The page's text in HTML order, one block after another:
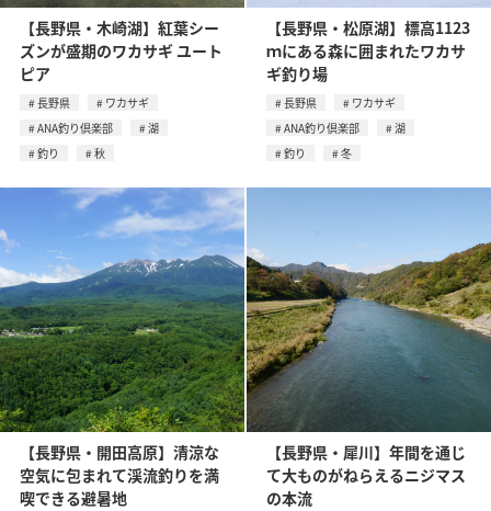
【長野県・木崎湖】紅葉シー
ズンが盛期のワカサギ ユート
ピア
長野県
ワカサギ
ANA釣り倶楽部
湖
釣り
秋
【長野県・松原湖】標高1123
ｍにある森に囲まれたワカサ
ギ釣り場
長野県
ワカサギ
ANA釣り倶楽部
湖
釣り
冬
【長野県・開田高原】清涼な
空気に包まれて渓流釣りを満
喫できる避暑地
【長野県・犀川】年間を通じ
て大ものがねらえるニジマス
の本流